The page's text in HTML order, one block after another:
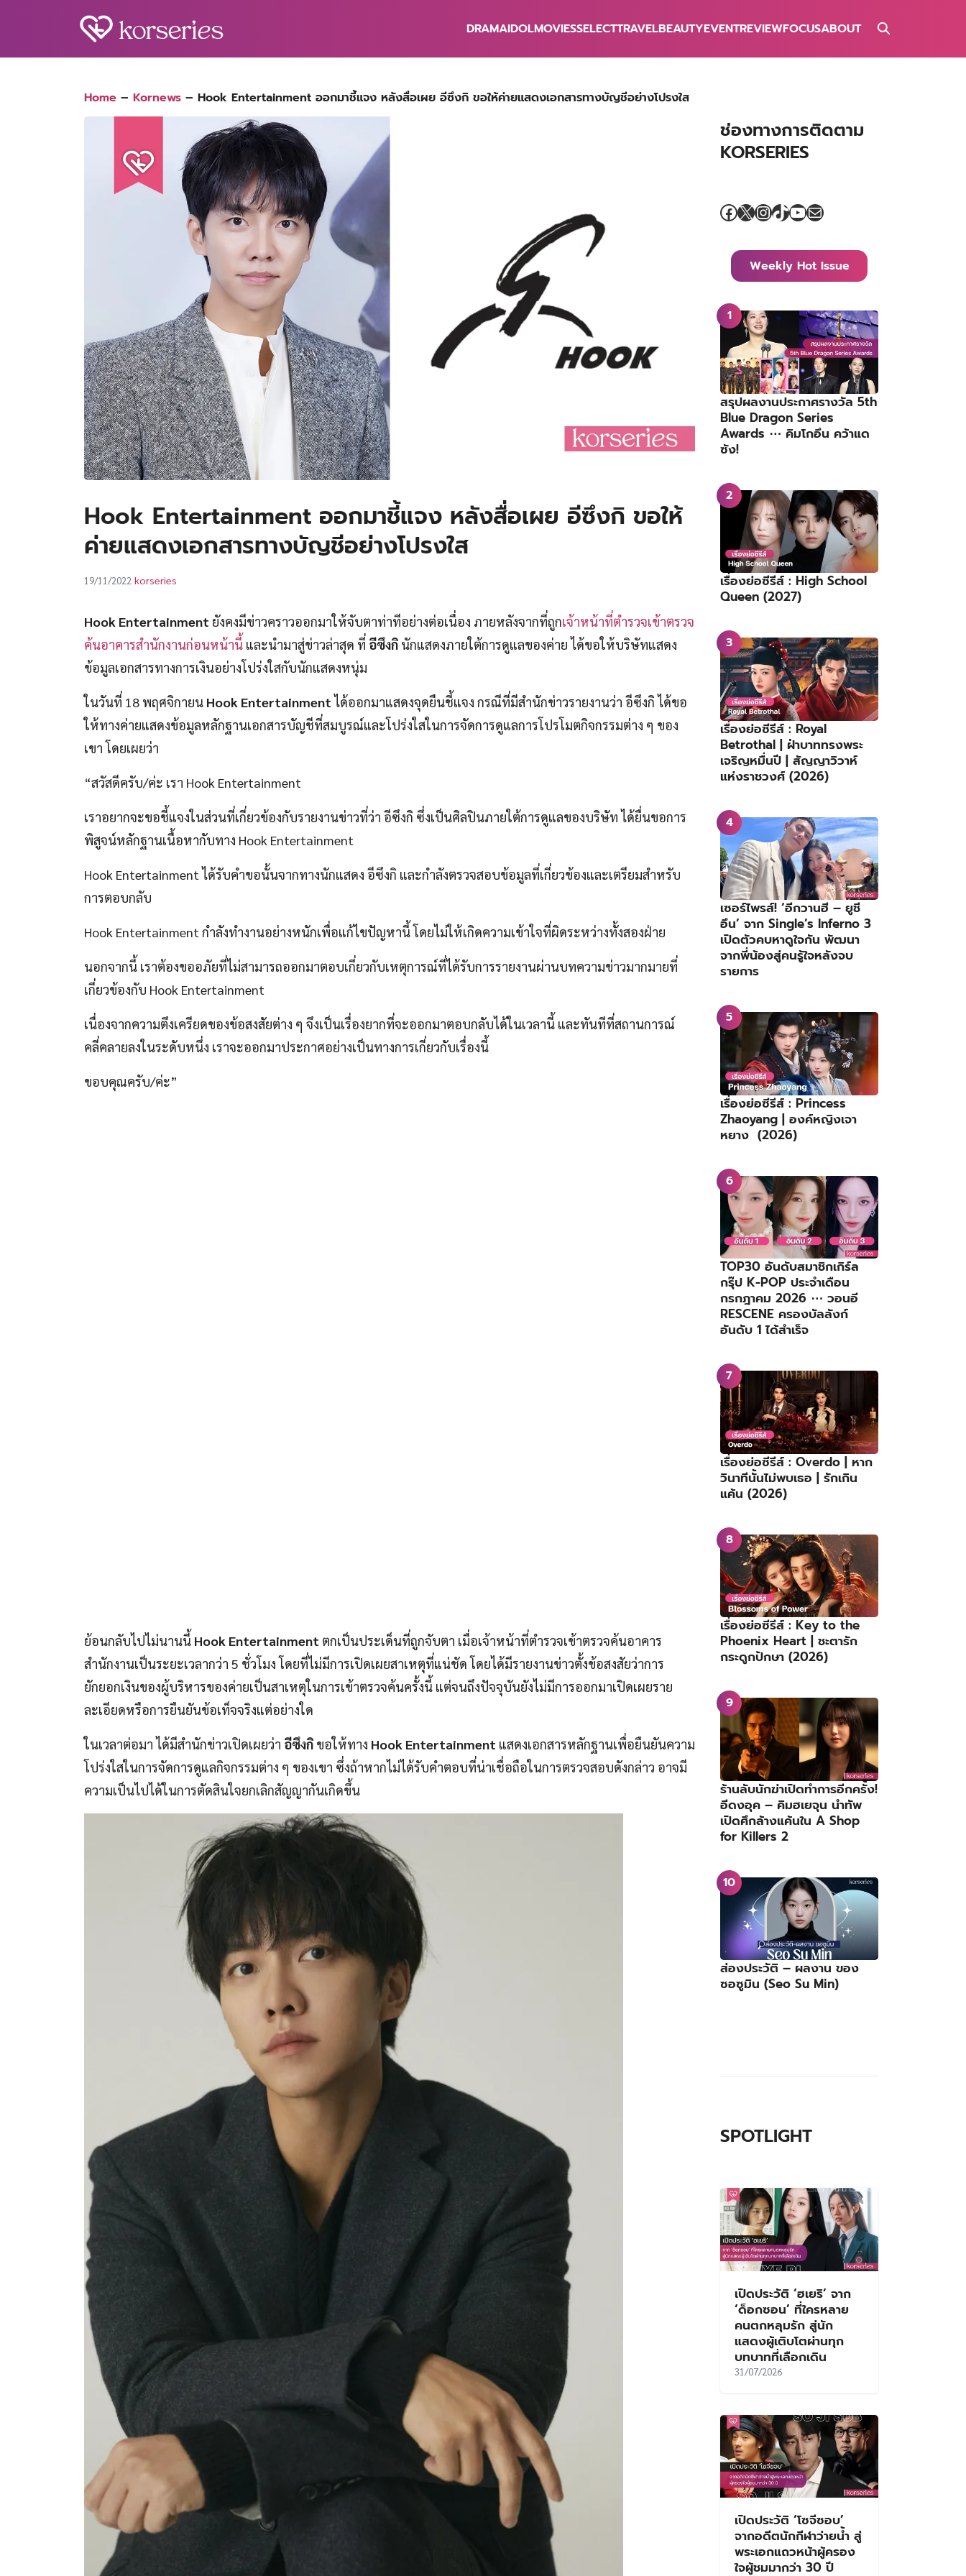
DRAMAIDOLMOVIESSELECTTRAVELBEAUTYEVENTREVIEWFOCUSABOUT
Home – Kornews – Hook Entertainment ออกมาชี้แจง หลังสื่อเผย อีซึงกิ ขอให้ค่ายแสดงเอกสารทางบัญชีอย่างโปรงใส
Hook Entertainment ออกมาชี้แจง หลังสื่อเผย อีซึงกิ ขอให้
ค่ายแสดงเอกสารทางบัญชีอย่างโปรงใส
19/11/2022 korseries
Hook Entertainment ยังคงมีข่าวคราวออกมาให้จับตาท่าทีอย่างต่อเนื่อง ภายหลังจากที่ถูกเจ้าหน้าที่ตำรวจเข้าตรวจ
ค้นอาคารสำนักงานก่อนหน้านี้ และนำมาสู่ข่าวล่าสุด ที่ อีซึงกิ นักแสดงภายใต้การดูแลของค่าย ได้ขอให้บริษัทแสดง
ข้อมูลเอกสารทางการเงินอย่างโปร่งใสกับนักแสดงหนุ่ม
ในวันที่ 18 พฤศจิกายน Hook Entertainment ได้ออกมาแสดงจุดยืนชี้แจง กรณีที่มีสำนักข่าวรายงานว่า อีซึงกิ ได้ขอ
ให้ทางค่ายแสดงข้อมูลหลักฐานเอกสารบัญชีที่สมบูรณ์และโปร่งใสในการจัดการดูแลการโปรโมตกิจกรรมต่าง ๆ ของ
เขา โดยเผยว่า
“สวัสดีครับ/ค่ะ เรา Hook Entertainment
เราอยากจะขอชี้แจงในส่วนที่เกี่ยวข้องกับรายงานข่าวที่ว่า อีซึงกิ ซึ่งเป็นศิลปินภายใต้การดูแลของบริษัท ได้ยื่นขอการ
พิสูจน์หลักฐานเนื้อหากับทาง Hook Entertainment
Hook Entertainment ได้รับคำขอนั้นจากทางนักแสดง อีซึงกิ และกำลังตรวจสอบข้อมูลที่เกี่ยวข้องและเตรียมสำหรับ
การตอบกลับ
Hook Entertainment กำลังทำงานอย่างหนักเพื่อแก้ไขปัญหานี้ โดยไม่ให้เกิดความเข้าใจที่ผิดระหว่างทั้งสองฝ่าย
นอกจากนี้ เราต้องขออภัยที่ไม่สามารถออกมาตอบเกี่ยวกับเหตุการณ์ที่ได้รับการรายงานผ่านบทความข่าวมากมายที่
เกี่ยวข้องกับ Hook Entertainment
เนื่องจากความตึงเครียดของข้อสงสัยต่าง ๆ จึงเป็นเรื่องยากที่จะออกมาตอบกลับได้ในเวลานี้ และทันทีที่สถานการณ์
คลี่คลายลงในระดับหนึ่ง เราจะออกมาประกาศอย่างเป็นทางการเกี่ยวกับเรื่องนี้
ขอบคุณครับ/ค่ะ”
ย้อนกลับไปไม่นานนี้ Hook Entertainment ตกเป็นประเด็นที่ถูกจับตา เมื่อเจ้าหน้าที่ตำรวจเข้าตรวจค้นอาคาร
สำนักงานเป็นระยะเวลากว่า 5 ชั่วโมง โดยที่ไม่มีการเปิดเผยสาเหตุที่แน่ชัด โดยได้มีรายงานข่าวตั้งข้อสงสัยว่าการ
ยักยอกเงินของผู้บริหารของค่ายเป็นสาเหตุในการเข้าตรวจค้นครั้งนี้ แต่จนถึงปัจจุบันยังไม่มีการออกมาเปิดเผยราย
ละเอียดหรือการยืนยันข้อเท็จจริงแต่อย่างใด
ในเวลาต่อมา ได้มีสำนักข่าวเปิดเผยว่า อีซึงกิ ขอให้ทาง Hook Entertainment แสดงเอกสารหลักฐานเพื่อยืนยันความ
โปร่งใสในการจัดการดูแลกิจกรรมต่าง ๆ ของเขา ซึ่งถ้าหากไม่ได้รับคำตอบที่น่าเชื่อถือในการตรวจสอบดังกล่าว อาจมี
ความเป็นไปได้ในการตัดสินใจยกเลิกสัญญากันเกิดขึ้น
ช่องทางการติดตาม
KORSERIES
Facebook
X Instagram
TikTok
YouTube
Mail
Weekly Hot Issue
สรุปผลงานประกาศรางวัล 5th
Blue Dragon Series
Awards ⋯ คิมโกอึน คว้าแด
ซัง!
เรื่องย่อซีรีส์ : High School
Queen (2027)
เรื่องย่อซีรีส์ : Royal
Betrothal | ฝ่าบาททรงพระ
เจริญหมื่นปี | สัญญาวิวาห์
แห่งราชวงศ์ (2026)
เซอร์ไพรส์! ‘อีกวานฮี – ยูชี
อึน’ จาก Single’s Inferno 3
เปิดตัวคบหาดูใจกัน พัฒนา
จากพี่น้องสู่คนรู้ใจหลังจบ
รายการ
เรื่องย่อซีรีส์ : Princess
Zhaoyang | องค์หญิงเจา
หยาง (2026)
TOP30 อันดับสมาชิกเกิร์ล
กรุ๊ป K-POP ประจำเดือน
กรกฎาคม 2026 ⋯ วอนอี
RESCENE ครองบัลลังก์
อันดับ 1 ได้สำเร็จ
เรื่องย่อซีรีส์ : Overdo | หาก
วินาทีนั้นไม่พบเธอ | รักเกิน
แค้น (2026)
เรื่องย่อซีรีส์ : Key to the
Phoenix Heart | ชะตารัก
กระดูกปักษา (2026)
ร้านลับนักฆ่าเปิดทำการอีกครั้ง!
อีดงอุค – คิมฮเยจุน นำทัพ
เปิดศึกล้างแค้นใน A Shop
for Killers 2
ส่องประวัติ – ผลงาน ของ
ซอซูมิน (Seo Su Min)
SPOTLIGHT
เปิดประวัติ ‘ฮเยริ’ จาก
‘ด็อกซอน’ ที่ใครหลาย
คนตกหลุมรัก สู่นัก
แสดงผู้เติบโตผ่านทุก
บทบาทที่เลือกเดิน
31/07/2026
เปิดประวัติ ‘โซจีซอบ’
จากอดีตนักกีฬาว่ายน้ำ สู่
พระเอกแถวหน้าผู้ครอง
ใจผู้ชมมากว่า 30 ปี